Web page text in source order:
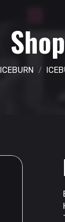
Shop
ICEBURN